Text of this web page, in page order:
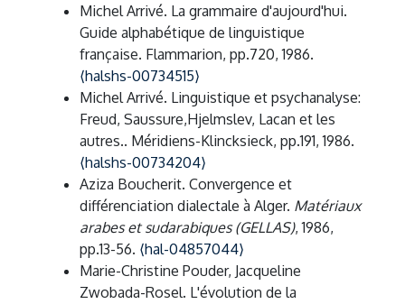
Michel Arrivé. La grammaire d'aujourd'hui.
Guide alphabétique de linguistique
française. Flammarion, pp.720, 1986.
⟨halshs-00734515⟩
Michel Arrivé. Linguistique et psychanalyse:
Freud, Saussure,Hjelmslev, Lacan et les
autres.. Méridiens-Klincksieck, pp.191, 1986.
⟨halshs-00734204⟩
Aziza Boucherit. Convergence et
différenciation dialectale à Alger. Matériaux
arabes et sudarabiques (GELLAS), 1986,
pp.13-56. ⟨hal-04857044⟩
Marie-Christine Pouder, Jacqueline
Zwobada-Rosel. L'évolution de la